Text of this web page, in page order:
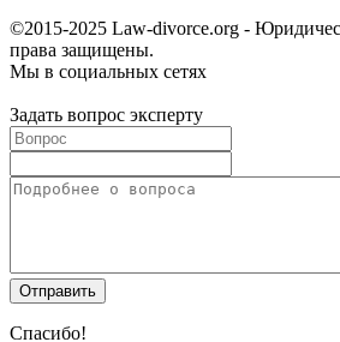
©2015-2025 Law-divorce.org -
права защищены.
Мы в социальных сетях
Задать вопрос эксперту
Спасибо!